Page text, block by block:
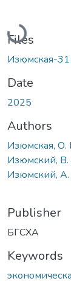
Loading...
Files
Изюмская-
Date
2025
Authors
Изюмская, О.
Изюмский, В.
Изюмский, А.
Publisher
БГСХА
Keywords